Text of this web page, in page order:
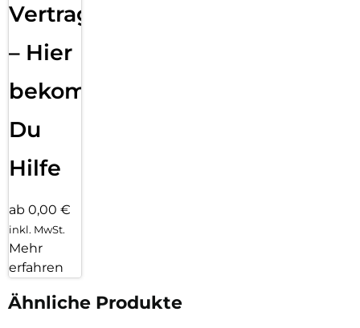
Vertragsabwicklung
– Hier
bekommst
Du
Hilfe
ab 0,00 €
inkl. MwSt.
Mehr
erfahren
Ähnliche Produkte